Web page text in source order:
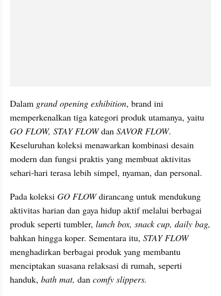
Dalam grand opening exhibition, brand ini
GO FLOW, STAY FLOW dan SAVOR FLOW.
Keseluruhan koleksi menawarkan kombinasi desain
modern dan fungsi praktis yang membuat aktivitas
sehari-hari terasa lebih simpel, nyaman, dan personal.
Pada koleksi GO FLOW dirancang untuk mendukung
aktivitas harian dan gaya hidup aktif melalui berbagai
produk seperti tumbler, lunch box, snack cup, daily bag,
bahkan hingga koper. Sementara itu, STAY FLOW
menghadirkan berbagai produk yang membantu
menciptakan suasana relaksasi di rumah, seperti
handuk, bath mat, dan comfy slippers.